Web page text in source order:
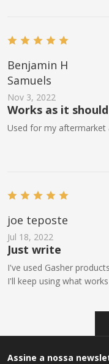
Benjamin H
Samuels
Nov 3, 2022
Works as it should
Used for my aftermarket
joe teposte
Jul 18, 2022
Just write
I've used Gasher
I'll keep using what works
Assine a nossa